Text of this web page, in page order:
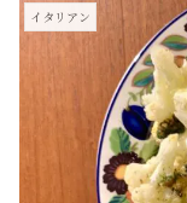
イタリアン